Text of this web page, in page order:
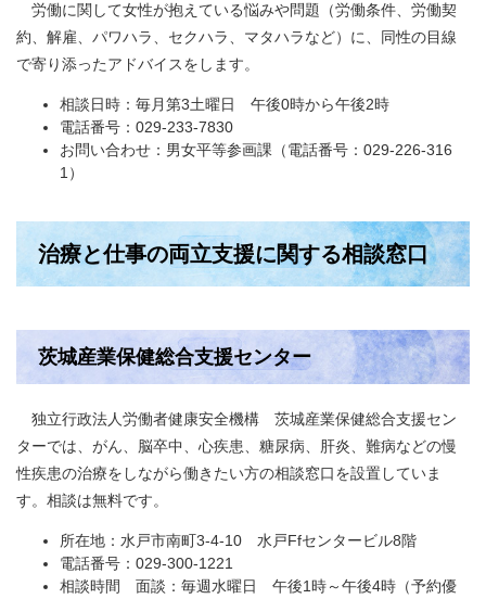
労働に関して女性が抱えている悩みや問題（労働条件、労働契
約、解雇、パワハラ、セクハラ、マタハラなど）に、同性の目線
で寄り添ったアドバイスをします。
相談日時：毎月第3土曜日 午後0時から午後2時
電話番号：029-233-7830
お問い合わせ：男女平等参画課（電話番号：029-226-316
1）
治療と仕事の両立支援に関する相談窓口
茨城産業保健総合支援センター
独立行政法人労働者健康安全機構 茨城産業保健総合支援セン
ターでは、がん、脳卒中、心疾患、糖尿病、肝炎、難病などの慢
性疾患の治療をしながら働きたい方の相談窓口を設置していま
す。相談は無料です。
所在地：水戸市南町3-4-10 水戸Ffセンタービル8階
電話番号：029-300-1221
相談時間 面談：毎週水曜日 午後1時～午後4時（予約優